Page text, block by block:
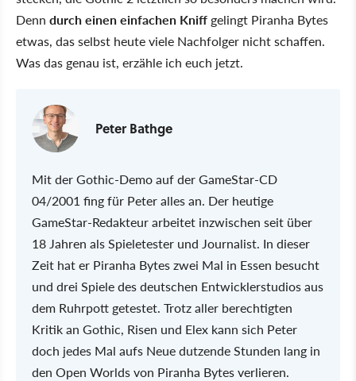
Denn durch einen einfachen Kniff gelingt Piranha Bytes
etwas, das selbst heute viele Nachfolger nicht schaffen.
Was das genau ist, erzähle ich euch jetzt.
Peter Bathge
Mit der Gothic-Demo auf der GameStar-CD
04/2001 fing für Peter alles an. Der heutige
GameStar-Redakteur arbeitet inzwischen seit über
18 Jahren als Spieletester und Journalist. In dieser
Zeit hat er Piranha Bytes zwei Mal in Essen besucht
und drei Spiele des deutschen Entwicklerstudios aus
dem Ruhrpott getestet. Trotz aller berechtigten
Kritik an Gothic, Risen und Elex kann sich Peter
doch jedes Mal aufs Neue dutzende Stunden lang in
den Open Worlds von Piranha Bytes verlieren.